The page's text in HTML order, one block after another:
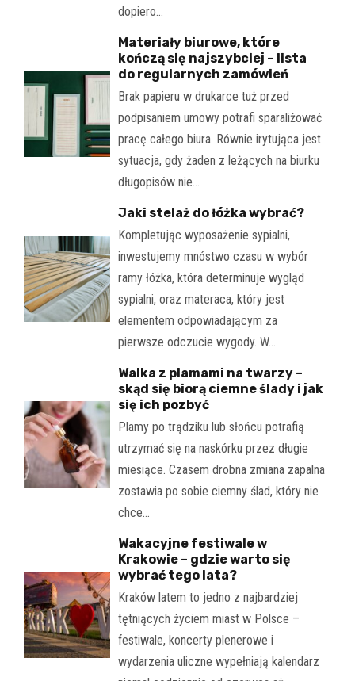
dopiero…
Materiały biurowe, które
kończą się najszybciej – lista
do regularnych zamówień
Brak papieru w drukarce tuż przed
podpisaniem umowy potrafi sparaliżować
pracę całego biura. Równie irytująca jest
sytuacja, gdy żaden z leżących na biurku
długopisów nie…
Jaki stelaż do łóżka wybrać?
Kompletując wyposażenie sypialni,
inwestujemy mnóstwo czasu w wybór
ramy łóżka, która determinuje wygląd
sypialni, oraz materaca, który jest
elementem odpowiadającym za
pierwsze odczucie wygody. W…
Walka z plamami na twarzy –
skąd się biorą ciemne ślady i jak
się ich pozbyć
Plamy po trądziku lub słońcu potrafią
utrzymać się na naskórku przez długie
miesiące. Czasem drobna zmiana zapalna
zostawia po sobie ciemny ślad, który nie
chce…
Wakacyjne festiwale w
Krakowie – gdzie warto się
wybrać tego lata?
Kraków latem to jedno z najbardziej
tętniących życiem miast w Polsce –
festiwale, koncerty plenerowe i
wydarzenia uliczne wypełniają kalendarz